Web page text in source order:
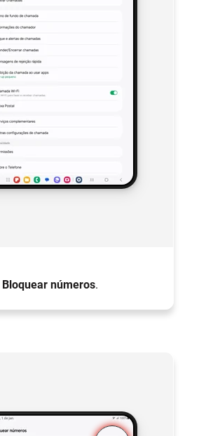
Bloquear números.